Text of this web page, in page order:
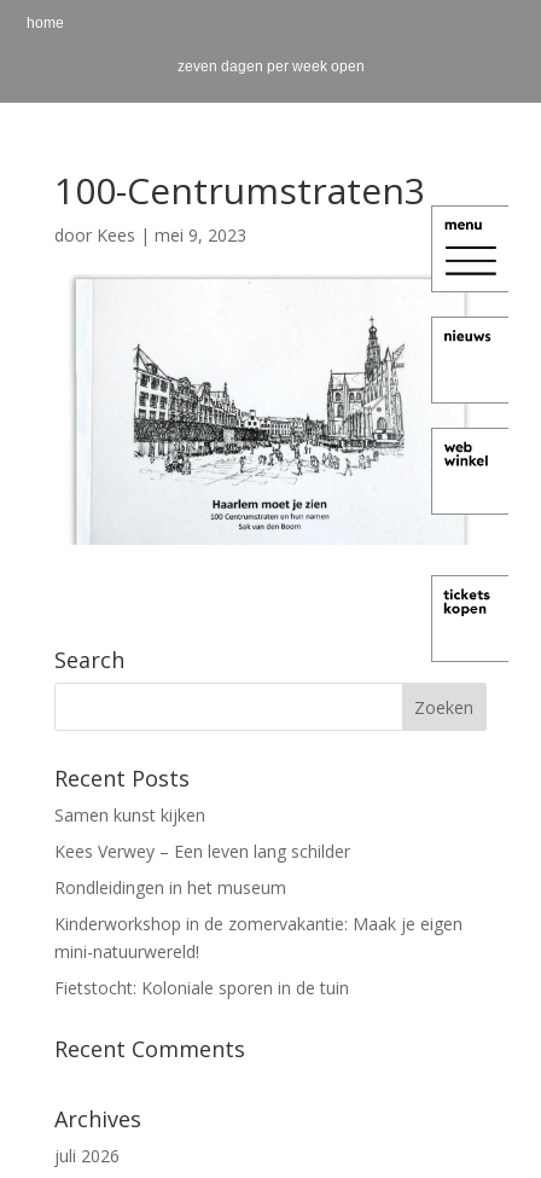
home
zeven dagen per week open
100-Centrumstraten3
door Kees | mei 9, 2023
Search
Recent Posts
Samen kunst kijken
Kees Verwey – Een leven lang schilder
Rondleidingen in het museum
Kinderworkshop in de zomervakantie: Maak je eigen
mini-natuurwereld!
Fietstocht: Koloniale sporen in de tuin
Recent Comments
Archives
juli 2026